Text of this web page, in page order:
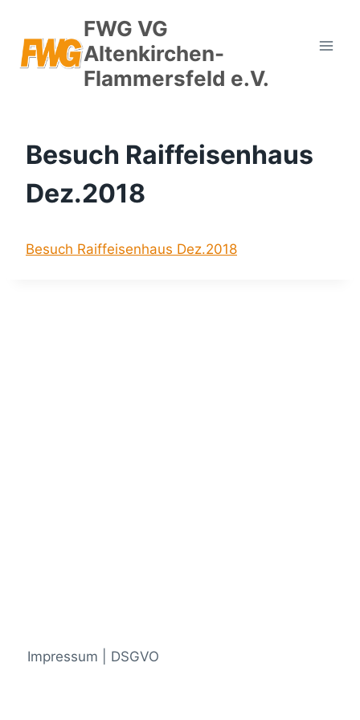
springen
FWG VG
Altenkirchen-
Flammersfeld e.V.
Besuch Raiffeisenhaus
Dez.2018
Besuch Raiffeisenhaus Dez.2018
Impressum | DSGVO